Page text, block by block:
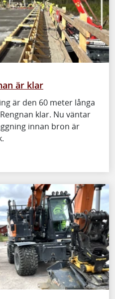
är klar
är den 60 meter långa
klar. Nu väntar
innan bron är